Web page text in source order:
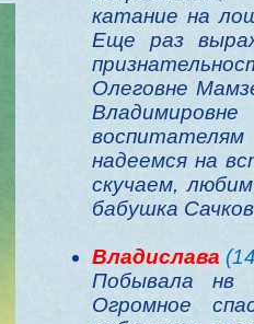
катание на
Еще раз
Олеговне
надеемся на
скучаем,
бабушка
Владислава
Побывала нв
Огромное